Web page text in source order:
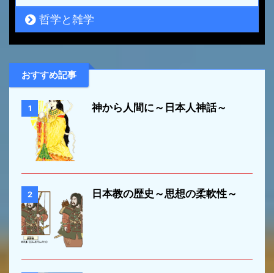
哲学と雑学
おすすめ記事
1 神から人間に～日本人神話～
2 日本教の歴史～思想の柔軟性～